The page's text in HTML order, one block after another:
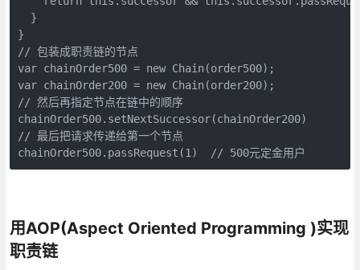
  }
}
// 包装成职责链的节点
var chainOrder500 = new Chain(order500);
var chainOrder200 = new Chain(order200);
// 然后再指定节点在链中的顺序
chainOrder500.setNextSuccessor(chainOrder200)
// 最后把请求传递给第一个节点
chainOrder500.passRequest(1)  // 500元定金用户
用AOP(Aspect Oriented Programming )实现
职责链